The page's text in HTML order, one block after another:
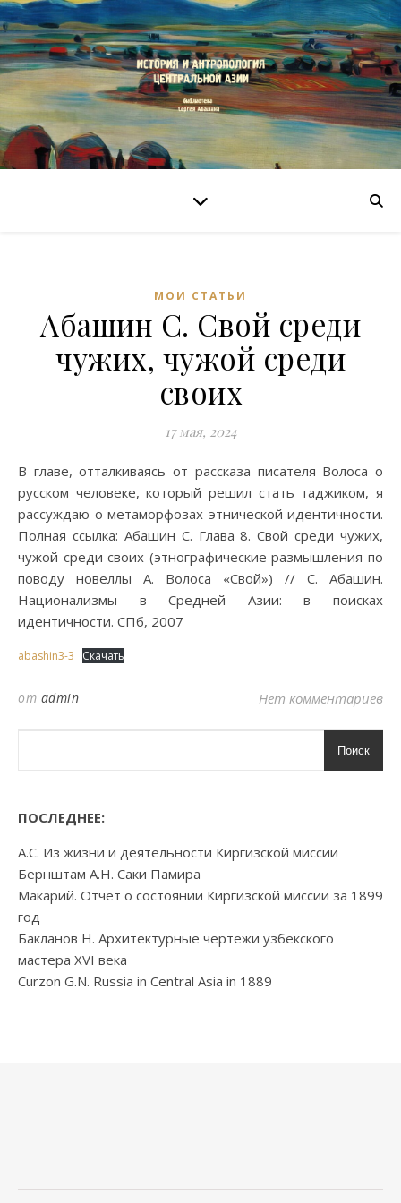
МОИ СТАТЬИ
Абашин С. Свой среди
чужих, чужой среди
своих
17 мая, 2024
В главе, отталкиваясь от рассказа писателя Волоса о
русском человеке, который решил стать таджиком, я
рассуждаю о метаморфозах этнической идентичности.
Полная ссылка: Абашин С. Глава 8. Свой среди чужих,
чужой среди своих (этнографические размышления по
поводу новеллы А. Волоса «Свой») // С. Абашин.
Национализмы в Средней Азии: в поисках
идентичности. СПб, 2007
abashin3-3 Скачать
от admin Нет комментариев
Поиск
ПОСЛЕДНЕЕ:
А.С. Из жизни и деятельности Киргизской миссии
Бернштам А.Н. Саки Памира
Макарий. Отчёт о состоянии Киргизской миссии за 1899
год
Бакланов Н. Архитектурные чертежи узбекского
мастера XVI века
Curzon G.N. Russia in Central Asia in 1889